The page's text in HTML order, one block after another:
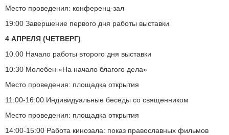
Место проведения: конференц-зал
19:00 Завершение первого дня работы выставки
4 АПРЕЛЯ (ЧЕТВЕРГ)
10.00 Начало работы второго дня выставки
10:30 Молебен «На начало благого дела»
Место проведения: площадка открытия
11:00-16:00 Индивидуальные беседы со священником
Место проведения: площадка открытия
14:00-15:00 Работа кинозала: показ православных фильмов